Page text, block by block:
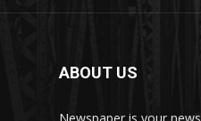
ABOUT US